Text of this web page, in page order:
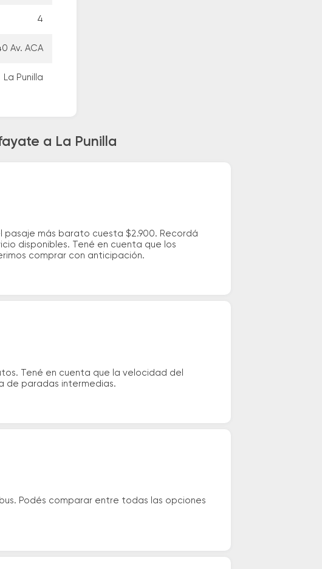
4
Av. ACA
La Punilla
a La Punilla
pasaje más barato cuesta $2.900. Recordá
disponibles. Tené en cuenta que los
comprar con anticipación.
Tené en cuenta que la velocidad del
de paradas intermedias.
Podés comparar entre todas las opciones